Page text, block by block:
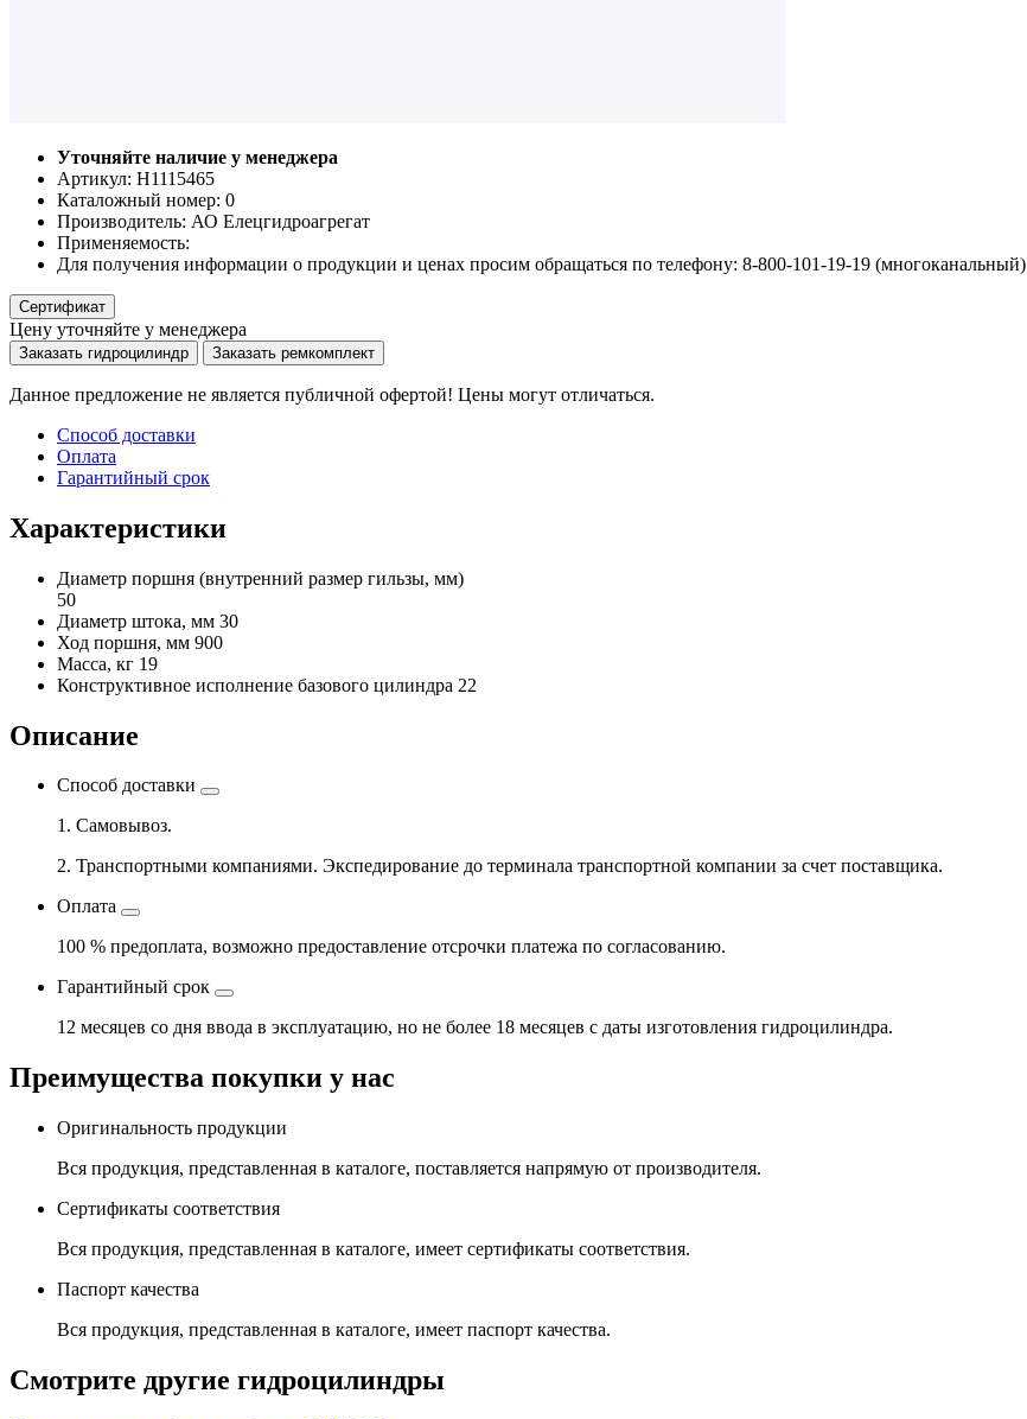
Уточняйте наличие у менеджера
Артикул: Н1115465
Каталожный номер: 0
Производитель: АО Елецгидроагрегат
Применяемость:
Для получения информации о продукции и ценах просим обращаться по телефону: 8-800-101-19-19 (многоканальный)
Сертификат
Цену уточняйте у менеджера
Заказать гидроцилиндр Заказать ремкомплект
Данное предложение не является публичной офертой! Цены могут отличаться.
Способ доставки
Оплата
Гарантийный срок
Характеристики
Диаметр поршня (внутренний размер гильзы, мм)
50
Диаметр штока, мм 30
Ход поршня, мм 900
Масса, кг 19
Конструктивное исполнение базового цилиндра 22
Описание
Способ доставки
1. Самовывоз.
2. Транспортными компаниями. Экспедирование до терминала транспортной компании за счет поставщика.
Оплата
100 % предоплата, возможно предоставление отсрочки платежа по согласованию.
Гарантийный срок
12 месяцев со дня ввода в эксплуатацию, но не более 18 месяцев с даты изготовления гидроцилиндра.
Преимущества покупки у нас
Оригинальность продукции
Вся продукция, представленная в каталоге, поставляется напрямую от производителя.
Сертификаты соответствия
Вся продукция, представленная в каталоге, имеет сертификаты соответствия.
Паспорт качества
Вся продукция, представленная в каталоге, имеет паспорт качества.
Смотрите другие гидроцилиндры